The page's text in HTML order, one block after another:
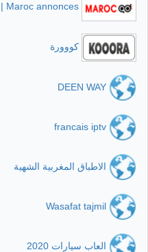
Maroc annonces
كووورة
DEEN WAY
francais iptv
الاطباق المغربية الشهية
Wasafat tajmil
العاب سيارات 2020